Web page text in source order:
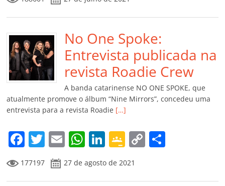
c
e
b
o
o
k
itt
er
ai
l
at
s
A
p
p
k
e
dI
n
o
gl
e
Cl
a
ss
ro
o
m
y
Li
n
k
p
til
h
ar
No One Spoke:
Entrevista publicada na
revista Roadie Crew
A banda catarinense NO ONE SPOKE, que
atualmente promove o álbum “Nine Mirrors”, concedeu uma
entrevista para a revista Roadie […]
F
a
c
T
w
itt
E
m
ai
W
at
Li
n
k
G
o
o
C
177197 27 de agosto de 2021